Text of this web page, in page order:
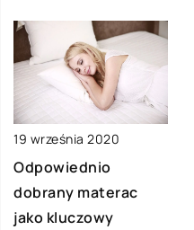
19 września 2020
Odpowiednio
dobrany materac
jako kluczowy